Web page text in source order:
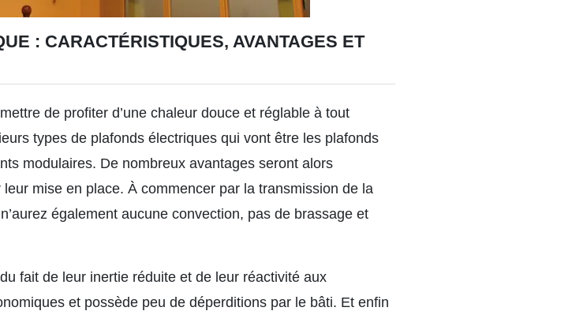
: CARACTÉRISTIQUES, AVANTAGES ET
de profiter d’une chaleur douce et réglable à tout
types de plafonds électriques qui vont être les plafonds
modulaires. De nombreux avantages seront alors
mise en place. À commencer par la transmission de la
également aucune convection, pas de brassage et
fait de leur inertie réduite et de leur réactivité aux
et possède peu de déperditions par le bâti. Et enfin